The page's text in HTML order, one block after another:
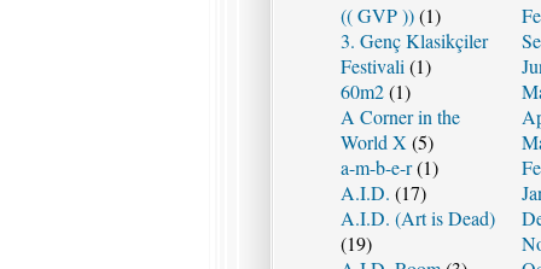
(( GVP ))(1)
3. Genç Klasikçiler
Festivali (1)
60m2(1)
A Corner in the
World X (5)
a-m-b-e-r(1)
A.I.D. (17)
A.I.D. (Art is Dead)
(19)